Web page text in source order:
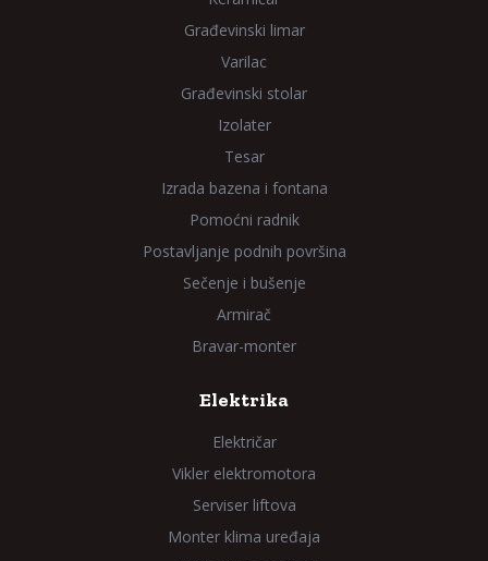
Građevinski limar
Varilac
Građevinski stolar
Izolater
Tesar
Izrada bazena i fontana
Pomoćni radnik
Postavljanje podnih površina
Sečenje i bušenje
Armirač
Bravar-monter
Elektrika
Električar
Vikler elektromotora
Serviser liftova
Monter klima uređaja